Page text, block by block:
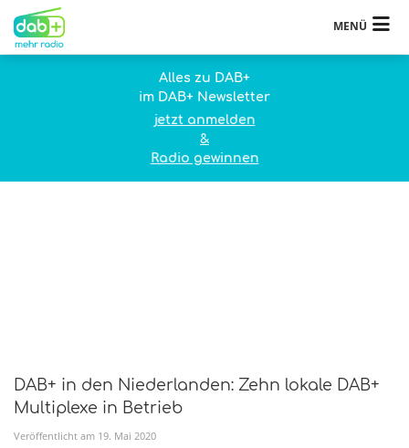
MENÜ
Alles zu DAB+
im DAB+ Newsletter
jetzt anmelden
&
Radio gewinnen
DAB+ in den Niederlanden: Zehn lokale DAB+
Multiplexe in Betrieb
Veröffentlicht am 19. Mai 2020